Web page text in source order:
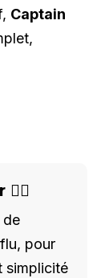
Captain
de
pour
simplicité